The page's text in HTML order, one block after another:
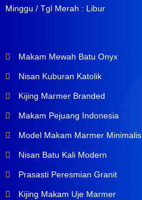
Minggu / Tgl Merah : Libur
Makam Mewah Batu Onyx
Nisan Kuburan Katolik
Kijing Marmer Branded
Makam Pejuang Indonesia
Model Makam Marmer Minimalis
Nisan Batu Kali Modern
Prasasti Peresmian Granit
Kijing Makam Uje Marmer